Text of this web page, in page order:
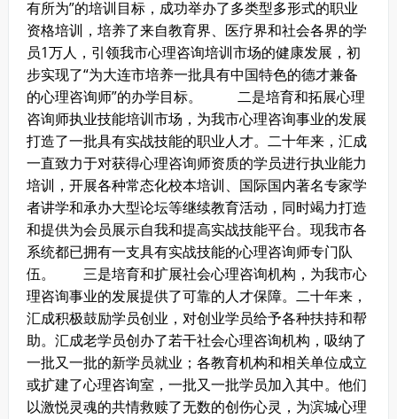
有所为”的培训目标，成功举办了多类型多形式的职业
资格培训，培养了来自教育界、医疗界和社会各界的学
员1万人，引领我市心理咨询培训市场的健康发展，初
步实现了“为大连市培养一批具有中国特色的德才兼备
的心理咨询师”的办学目标。
二是培育和拓展心理
咨询师执业技能培训市场，为我市心理咨询事业的发展
打造了一批具有实战技能的职业人才。二十年来，汇成
一直致力于对获得心理咨询师资质的学员进行执业能力
培训，开展各种常态化校本培训、国际国内著名专家学
者讲学和承办大型论坛等继续教育活动，同时竭力打造
和提供为会员展示自我和提高实战技能平台。现我市各
系统都已拥有一支具有实战技能的心理咨询师专门队
伍。
三是培育和扩展社会心理咨询机构，为我市心
理咨询事业的发展提供了可靠的人才保障。二十年来，
汇成积极鼓励学员创业，对创业学员给予各种扶持和帮
助。汇成老学员创办了若干社会心理咨询机构，吸纳了
一批又一批的新学员就业；各教育机构和相关单位成立
或扩建了心理咨询室，一批又一批学员加入其中。他们
以激悦灵魂的共情救赎了无数的创伤心灵，为滨城心理